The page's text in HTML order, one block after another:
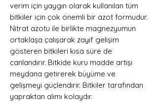
verim için yaygın olarak kullanılan tüm
bitkiler için çok önemli bir azot formudur.
Nitrat azotu ile birlikte magnezyumun
ortaklaşa çalışarak zayıf gelişim
gösteren bitkileri kısa süre de
canlandırır. Bitkide kuru madde artışı
meydana getirerek büyüme ve
gelişmeyi güçlendirir. Bitkiler tarafından
yapraktan alımı kolaydır.